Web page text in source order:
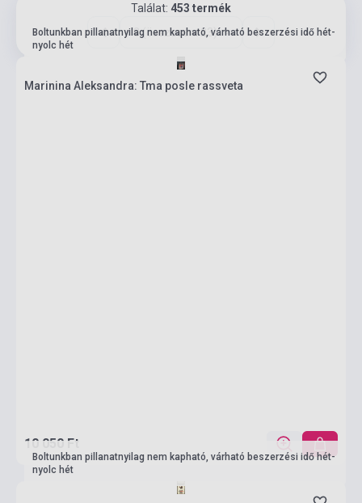
Találat: 453 termék
3 (összesen: 23)
Boltunkban pillanatnyilag nem kapható, várható beszerzési idő hét-
nyolc hét
Marinina Aleksandra: Tma posle rassveta
10 050 Ft
Boltunkban pillanatnyilag nem kapható, várható beszerzési idő hét-
nyolc hét